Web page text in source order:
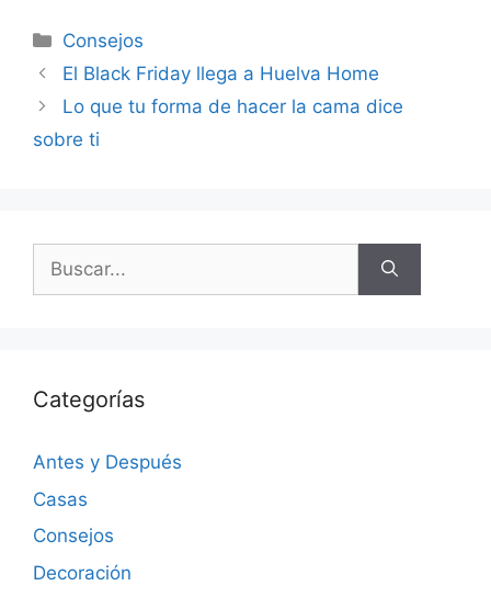
Consejos
El Black Friday llega a Huelva Home
Lo que tu forma de hacer la cama dice
sobre ti
Categorías
Antes y Después
Casas
Consejos
Decoración